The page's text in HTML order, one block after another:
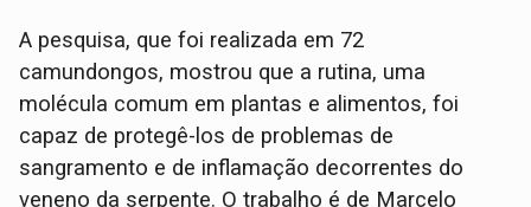
A pesquisa, que foi realizada em 72
camundongos, mostrou que a rutina, uma
molécula comum em plantas e alimentos, foi
capaz de protegê-los de problemas de
sangramento e de inflamação decorrentes do
veneno da serpente. O trabalho é de Marcelo